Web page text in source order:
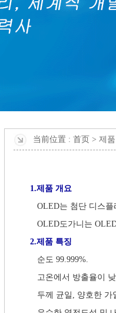
当前位置 : 首页 > 제
1.제품 개요
OLED는 첨단 디스
OLED도가니는 OLED
2.제품 특징
순도 99.999%.
고온에서 방출율이
두께 균일, 양호한 가